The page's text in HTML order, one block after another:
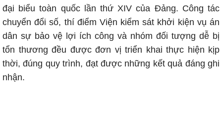
đại biểu toàn quốc lần thứ XIV của Đảng. Công tác
chuyển đổi số, thí điểm Viện kiểm sát khởi kiện vụ án
dân sự bảo vệ lợi ích công và nhóm đối tượng dễ bị
tổn thương đều được đơn vị triển khai thực hiện kịp
thời, đúng quy trình, đạt được những kết quả đáng ghi
nhận.